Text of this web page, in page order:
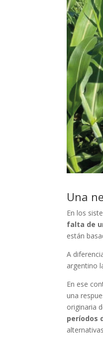
Una
En los
falta de
están
A
argentino
En ese
una
originaria
períodos